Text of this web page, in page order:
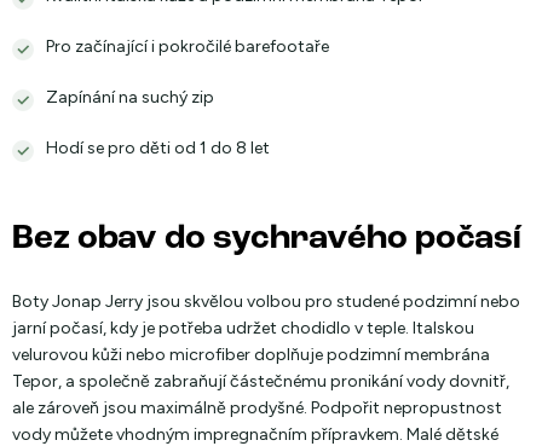
Pro začínající i pokročilé barefootaře
Zapínání na suchý zip
Hodí se pro děti od 1 do 8 let
Bez obav do sychravého počasí
Boty Jonap Jerry jsou skvělou volbou pro studené podzimní nebo
jarní počasí, kdy je potřeba udržet chodidlo v teple. Italskou
velurovou kůži nebo microfiber doplňuje podzimní membrána
Tepor, a společně zabraňují částečnému pronikání vody dovnitř,
ale zároveň jsou maximálně prodyšné. Podpořit nepropustnost
vody můžete vhodným impregnačním přípravkem. Malé dětské